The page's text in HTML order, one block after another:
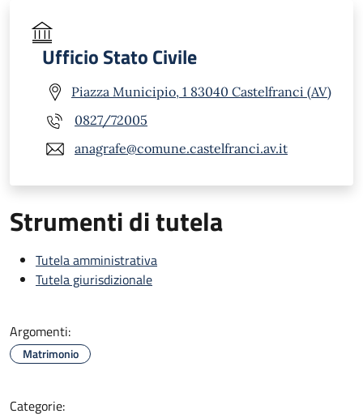
Ufficio Stato Civile
Piazza Municipio, 1 83040 Castelfranci (AV)
0827/72005
anagrafe@comune.castelfranci.av.it
Strumenti di tutela
Tutela amministrativa
Tutela giurisdizionale
Argomenti:
Matrimonio
Categorie: